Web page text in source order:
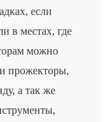
если
в местах, где
можно
прожекторы,
а так же